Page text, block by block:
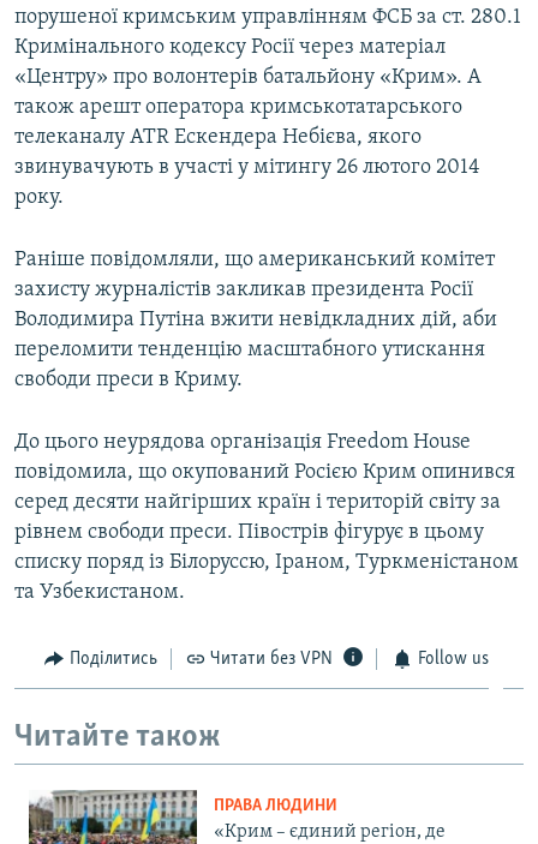
порушеної кримським управлінням ФСБ за ст. 280.1
Кримінального кодексу Росії через матеріал
«Центру» про волонтерів батальйону «Крим». А
також арешт оператора кримськотатарського
телеканалу АТR Ескендера Небієва, якого
звинувачують в участі у мітингу 26 лютого 2014
року.
Раніше повідомляли, що американський комітет
захисту журналістів закликав президента Росії
Володимира Путіна вжити невідкладних дій, аби
переломити тенденцію масштабного утискання
свободи преси в Криму.
До цього неурядова організація Freedom House
повідомила, що окупований Росією Крим опинився
серед десяти найгірших країн і територій світу за
рівнем свободи преси. Півострів фігурує в цьому
списку поряд із Білоруссю, Іраном, Туркменістаном
та Узбекистаном.
Поділитись Читати без VPN Follow us
Читайте також
ПРАВА ЛЮДИНИ
«Крим – єдиний регіон, де